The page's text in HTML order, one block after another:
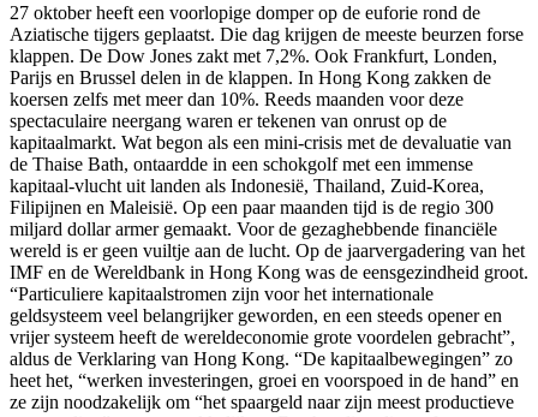
27 oktober heeft een voorlopige domper op de euforie rond de
Aziatische tijgers geplaatst. Die dag krijgen de meeste beurzen forse
klappen. De Dow Jones zakt met 7,2%. Ook Frankfurt, Londen,
Parijs en Brussel delen in de klappen. In Hong Kong zakken de
koersen zelfs met meer dan 10%. Reeds maanden voor deze
spectaculaire neergang waren er tekenen van onrust op de
kapitaalmarkt. Wat begon als een mini-crisis met de devaluatie van
de Thaise Bath, ontaardde in een schokgolf met een immense
kapitaal-vlucht uit landen als Indonesië, Thailand, Zuid-Korea,
Filipijnen en Maleisië. Op een paar maanden tijd is de regio 300
miljard dollar armer gemaakt. Voor de gezaghebbende financiële
wereld is er geen vuiltje aan de lucht. Op de jaarvergadering van het
IMF en de Wereldbank in Hong Kong was de eensgezindheid groot.
“Particuliere kapitaalstromen zijn voor het internationale
geldsysteem veel belangrijker geworden, en een steeds opener en
vrijer systeem heeft de wereldeconomie grote voordelen gebracht”,
aldus de Verklaring van Hong Kong. “De kapitaalbewegingen” zo
heet het, “werken investeringen, groei en voorspoed in de hand” en
ze zijn noodzakelijk om “het spaargeld naar zijn meest productieve